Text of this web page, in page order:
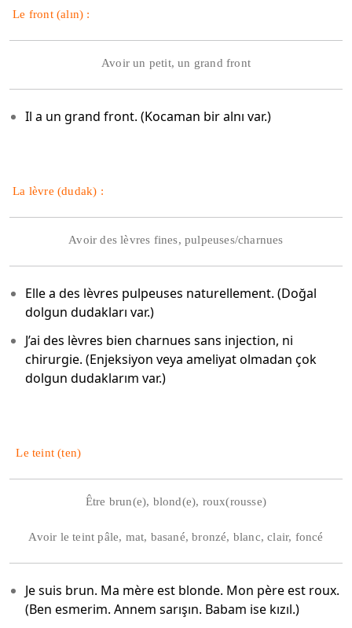
Le front (alın) :
Avoir un petit, un grand front
Il a un grand front. (Kocaman bir alnı var.)
La lèvre (dudak) :
Avoir des lèvres fines, pulpeuses/charnues
Elle a des lèvres pulpeuses naturellement. (Doğal
dolgun dudakları var.)
J’ai des lèvres bien charnues sans injection, ni
chirurgie. (Enjeksiyon veya ameliyat olmadan çok
dolgun dudaklarım var.)
Le teint (ten)
Être brun(e), blond(e), roux(rousse)
Avoir le teint pâle, mat, basané, bronzé, blanc, clair, foncé
Je suis brun. Ma mère est blonde. Mon père est roux.
(Ben esmerim. Annem sarışın. Babam ise kızıl.)